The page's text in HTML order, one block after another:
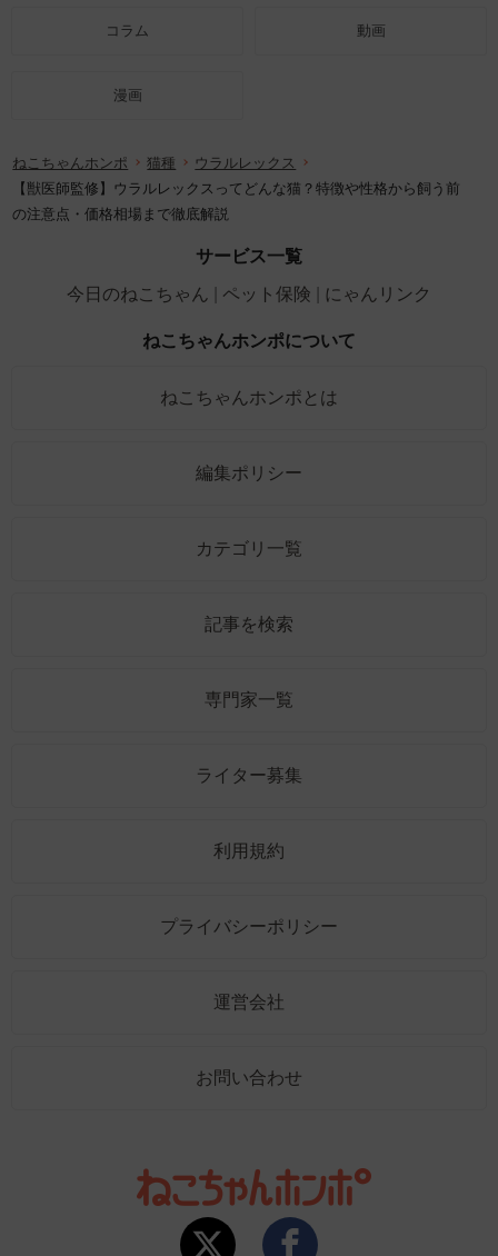
コラム 動画
漫画
ねこちゃんホンポ 猫種
ウラルレックス
【獣医師監修】ウラルレックスってどんな猫？特徴や性格から飼う前
の注意点・価格相場まで徹底解説
サービス一覧
今日のねこちゃん
ペット保険 にゃんリンク
ねこちゃんホンポについて
ねこちゃんホンポとは
編集ポリシー
カテゴリ一覧
記事を検索
専門家一覧
ライター募集
利用規約
プライバシーポリシー
運営会社
お問い合わせ